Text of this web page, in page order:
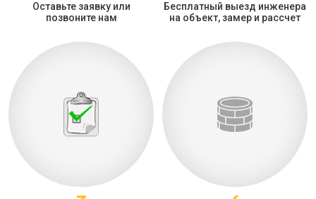
Оставьте заявку или
позвоните нам
Бесплатный выезд инженера
на объект, замер и рассчет